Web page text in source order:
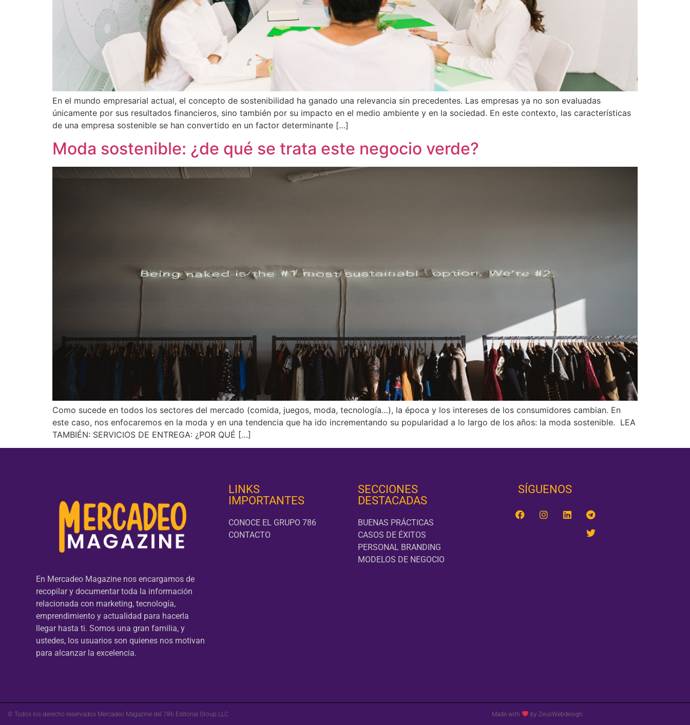
En el mundo empresarial actual, el concepto de sostenibilidad ha ganado una relevancia sin precedentes. Las empresas ya no son evaluadas
únicamente por sus resultados financieros, sino también por su impacto en el medio ambiente y en la sociedad. En este contexto, las características
de una empresa sostenible se han convertido en un factor determinante […]
Moda sostenible: ¿de qué se trata este negocio verde?
Como sucede en todos los sectores del mercado (comida, juegos, moda, tecnología…), la época y los intereses de los consumidores cambian. En
este caso, nos enfocaremos en la moda y en una tendencia que ha ido incrementando su popularidad a lo largo de los años: la moda sostenible. LEA
TAMBIÉN: SERVICIOS DE ENTREGA: ¿POR QUÉ […]
En Mercadeo Magazine nos encargamos de
recopilar y documentar toda la información
relacionada con marketing, tecnología,
emprendimiento y actualidad para hacerla
llegar hasta ti. Somos una gran familia, y
ustedes, los usuarios son quienes nos motivan
para alcanzar la excelencia.
LINKS
IMPORTANTES
CONOCE EL GRUPO 786
CONTACTO
SECCIONES
DESTACADAS
BUENAS PRÁCTICAS
CASOS DE ÉXITOS
PERSONAL BRANDING
MODELOS DE NEGOCIO
SÍGUENOS‎
© Todos los derecho reservados Mercadeo Magazine del 786 Editorial Group LLC Made with by ZeusWebdesign